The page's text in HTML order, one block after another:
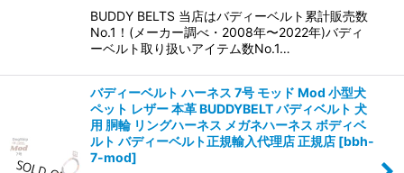
BUDDY BELTS 当店はバディーベルト累計販売数
No.1！(メーカー調べ・2008年〜2022年)バディ
ーベルト取り扱いアイテム数No.1…
バディーベルト ハーネス 7号 モッド Mod 小型犬
ペット レザー 本革 BUDDYBELT バディベルト 犬
用 胴輪 リングハーネス メガネハーネス ボディベ
ルト バディーベルト正規輸入代理店 正規店 [bbh-
7-mod]